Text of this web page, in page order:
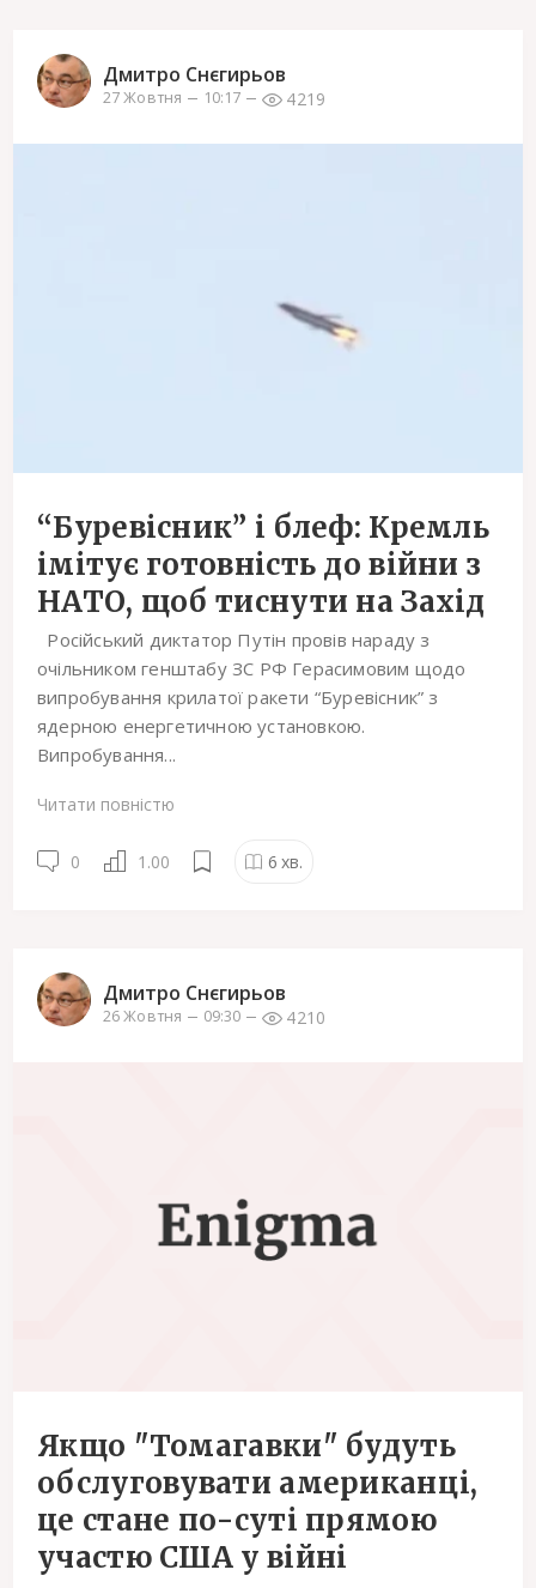
Дмитро Снєгирьов
27 Жовтня 10:17 4219
“Буревісник” і блеф: Кремль
імітує готовність до війни з
НАТО, щоб тиснути на Захід
Російський диктатор Путін провів нараду з
очільником генштабу ЗС РФ Герасимовим щодо
випробування крилатої ракети “Буревісник” з
ядерною енергетичною установкою.
Випробування...
Читати повністю
0 1.00 6 хв.
Дмитро Снєгирьов
26 Жовтня 09:30 4210
Якщо "Томагавки" будуть
обслуговувати американці,
це стане по-суті прямою
участю США у війні